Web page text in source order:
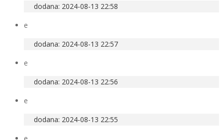
dodana: 2024-08-13 22:58
e
dodana: 2024-08-13 22:57
e
dodana: 2024-08-13 22:56
e
dodana: 2024-08-13 22:55